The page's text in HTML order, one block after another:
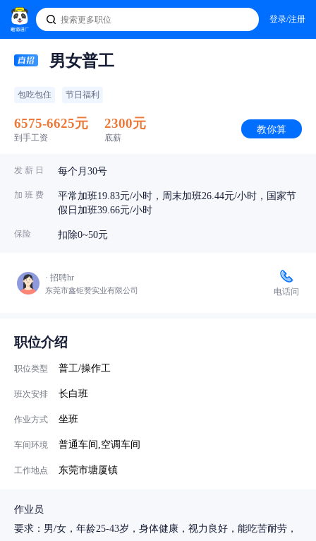
登录/注册
男女普工
包吃包住 节日福利
6575-6625元
到手工资
2300元
底薪
教你算
发 薪 日 每个月30号
加 班 费
平常加班19.83元/小时，周末加班26.44元/小时，国家节
假日加班39.66元/小时
保险 扣除0~50元
· 招聘hr
东莞市鑫钜赞实业有限公司 电话问
职位介绍
职位类型 普工/操作工
班次安排 长白班
作业方式 坐班
车间环境 普通车间,空调车间
工作地点 东莞市塘厦镇
作业员
要求：男/女，年龄25-43岁，身体健康，视力良好，能吃苦耐劳，